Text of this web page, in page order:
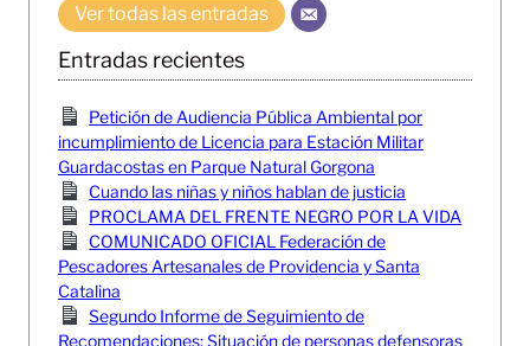
Ver todas las entradas
Entradas recientes
Petición de Audiencia Pública Ambiental por
incumplimiento de Licencia para Estación Militar
Guardacostas en Parque Natural Gorgona
Cuando las niñas y niños hablan de justicia
PROCLAMA DEL FRENTE NEGRO POR LA VIDA
COMUNICADO OFICIAL Federación de
Pescadores Artesanales de Providencia y Santa
Catalina
Segundo Informe de Seguimiento de
Recomendaciones: Situación de personas defensoras